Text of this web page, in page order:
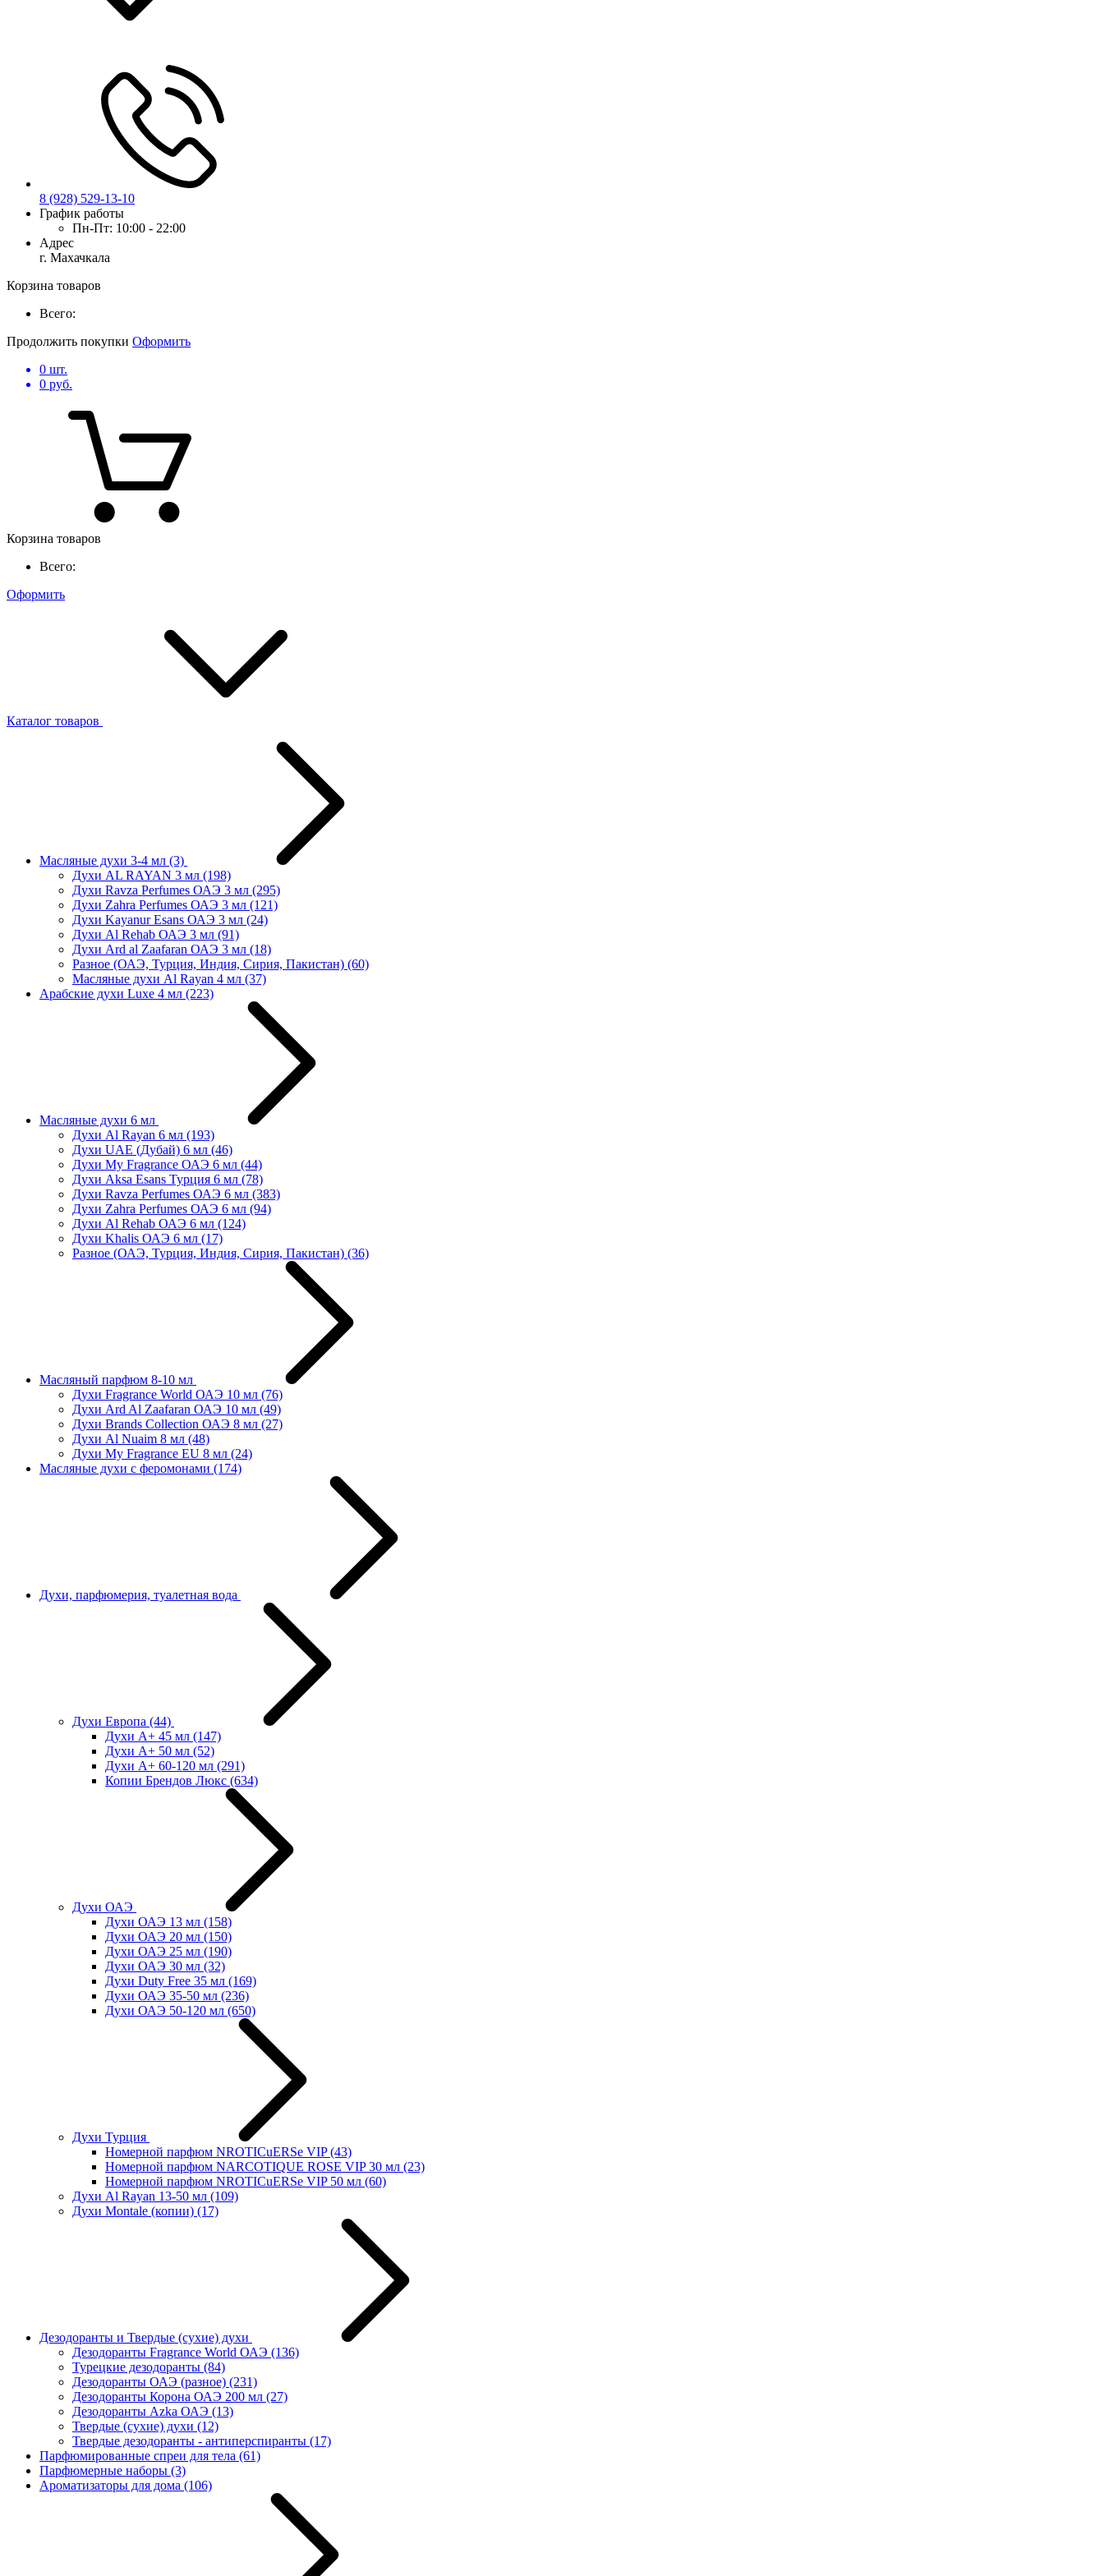
8 (928) 529-13-10
График работы
Пн-Пт: 10:00 - 22:00
Адрес
г. Махачкала
Корзина товаров
Всего:
Продолжить покупки Оформить
0 шт.
0 руб.
Корзина товаров
Всего:
Оформить
Каталог товаров
Масляные духи 3-4 мл (3)
Духи AL RAYAN 3 мл (198)
Духи Ravza Perfumes ОАЭ 3 мл (295)
Духи Zahra Perfumes ОАЭ 3 мл (121)
Духи Kayanur Esans ОАЭ 3 мл (24)
Духи Al Rehab ОАЭ 3 мл (91)
Духи Ard al Zaafaran ОАЭ 3 мл (18)
Разное (ОАЭ, Турция, Индия, Сирия, Пакистан) (60)
Масляные духи Al Rayan 4 мл (37)
Арабские духи Luxe 4 мл (223)
Масляные духи 6 мл
Духи Al Rayan 6 мл (193)
Духи UAE (Дубай) 6 мл (46)
Духи My Fragrance ОАЭ 6 мл (44)
Духи Aksa Esans Турция 6 мл (78)
Духи Ravza Perfumes ОАЭ 6 мл (383)
Духи Zahra Perfumes ОАЭ 6 мл (94)
Духи Al Rehab ОАЭ 6 мл (124)
Духи Khalis ОАЭ 6 мл (17)
Разное (ОАЭ, Турция, Индия, Сирия, Пакистан) (36)
Масляный парфюм 8-10 мл
Духи Fragrance World ОАЭ 10 мл (76)
Духи Ard Al Zaafaran ОАЭ 10 мл (49)
Духи Brands Collection ОАЭ 8 мл (27)
Духи Al Nuaim 8 мл (48)
Духи My Fragrance EU 8 мл (24)
Масляные духи с феромонами (174)
Духи, парфюмерия, туалетная вода
Духи Европа (44)
Духи А+ 45 мл (147)
Духи А+ 50 мл (52)
Духи А+ 60-120 мл (291)
Копии Брендов Люкс (634)
Духи ОАЭ
Духи ОАЭ 13 мл (158)
Духи ОАЭ 20 мл (150)
Духи ОАЭ 25 мл (190)
Духи ОАЭ 30 мл (32)
Духи Duty Free 35 мл (169)
Духи ОАЭ 35-50 мл (236)
Духи ОАЭ 50-120 мл (650)
Духи Турция
Номерной парфюм NROTICuERSe VIP(43)
Номерной парфюм NARCOTIQUE ROSE VIP 30 мл (23)
Номерной парфюм NROTICuERSe VIP 50 мл (60)
Духи Al Rayan 13-50 мл (109)
Духи Montale (копии) (17)
Дезодоранты и Твердые (сухие) духи
Дезодоранты Fragrance World ОАЭ (136)
Турецкие дезодоранты (84)
Дезодоранты ОАЭ (разное) (231)
Дезодоранты Корона ОАЭ 200 мл (27)
Дезодоранты Azka ОАЭ (13)
Твердые (сухие) духи (12)
Твердые дезодоранты - антиперспиранты (17)
Парфюмированные спреи для тела (61)
Парфюмерные наборы (3)
Ароматизаторы для дома (106)